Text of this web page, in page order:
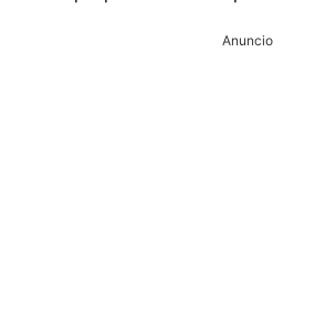
Anuncio